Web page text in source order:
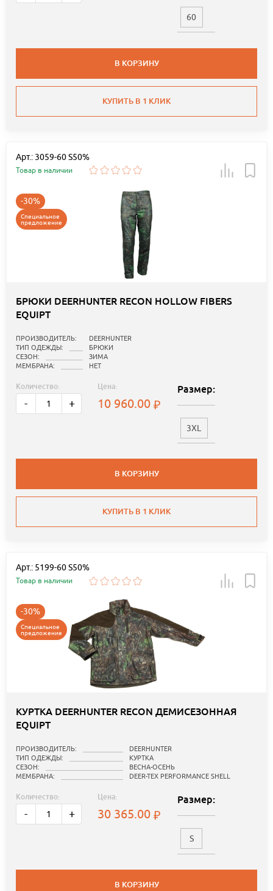
60
В КОРЗИНУ
КУПИТЬ В 1 КЛИК
Арт.: 3059-60 S50%
Товар в наличии
-30%
Специальное
предложение
БРЮКИ DEERHUNTER RECON HOLLOW FIBERS
EQUIPT
ПРОИЗВОДИТЕЛЬ:
DEERHUNTER
ТИП ОДЕЖДЫ:
БРЮКИ
СЕЗОН:
ЗИМА
МЕМБРАНА:
НЕТ
Количество:
- +
Цена:
10 960.00
Размер:
3XL
В КОРЗИНУ
КУПИТЬ В 1 КЛИК
Арт.: 5199-60 S50%
Товар в наличии
-30%
Специальное
предложение
КУРТКА DEERHUNTER RECON ДЕМИСЕЗОННАЯ
EQUIPT
ПРОИЗВОДИТЕЛЬ:
DEERHUNTER
ТИП ОДЕЖДЫ:
КУРТКА
СЕЗОН:
ВЕСНА-ОСЕНЬ
МЕМБРАНА:
DEER-TEX PERFORMANCE SHELL
Количество:
- +
Цена:
30 365.00
Размер:
S
В КОРЗИНУ